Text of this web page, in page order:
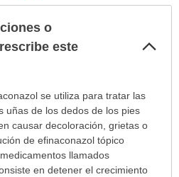
o
este
se utiliza para tratar las
uñas de los dedos de los pies
causar decoloración, grietas o
de efinaconazol tópico
llamados
en detener el crecimiento